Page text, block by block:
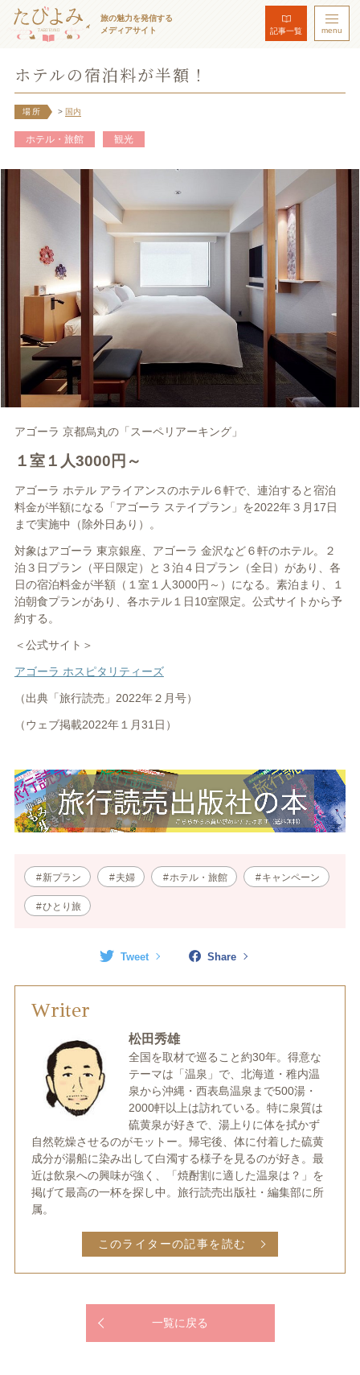
旅の魅力を発信する
メディアサイト
記事一覧 menu
ホテルの宿泊料が半額！
場所 > 国内
ホテル・旅館 観光
アゴーラ 京都烏丸の「スーペリアーキング」
１室１人3000円～
アゴーラ ホテル アライアンスのホテル６軒で、連泊すると宿泊
料金が半額になる「アゴーラ ステイプラン」を2022年３月17日
まで実施中（除外日あり）。
対象はアゴーラ 東京銀座、アゴーラ 金沢など６軒のホテル。２
泊３日プラン（平日限定）と３泊４日プラン（全日）があり、各
日の宿泊料金が半額（１室１人3000円～）になる。素泊まり、１
泊朝食プランがあり、各ホテル１日10室限定。公式サイトから予
約する。
＜公式サイト＞
アゴーラ ホスピタリティーズ
（出典「旅行読売」2022年２月号）
（ウェブ掲載2022年１月31日）
新プラン 夫婦 ホテル・旅館 キャンペーン
ひとり旅
Tweet Share
Writer
松田秀雄
全国を取材で巡ること約30年。得意な
テーマは「温泉」で、北海道・稚内温
泉から沖縄・西表島温泉まで500湯・
2000軒以上は訪れている。特に泉質は
硫黄泉が好きで、湯上りに体を拭かず
自然乾燥させるのがモットー。帰宅後、体に付着した硫黄
成分が湯船に染み出して白濁する様子を見るのが好き。最
近は飲泉への興味が強く、「焼酎割に適した温泉は？」を
掲げて最高の一杯を探し中。旅行読売出版社・編集部に所
属。
このライターの記事を読む
一覧に戻る